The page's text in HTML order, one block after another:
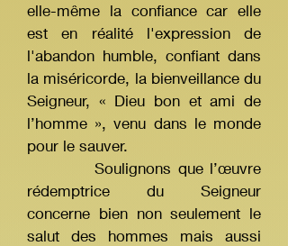
elle-même la confiance car elle
est en réalité l'expression de
l'abandon humble, confiant dans
la miséricorde, la bienveillance du
Seigneur, « Dieu bon et ami de
l’homme », venu dans le monde
pour le sauver.
Soulignons que l’œuvre
rédemptrice du Seigneur
concerne bien non seulement le
salut des hommes mais aussi